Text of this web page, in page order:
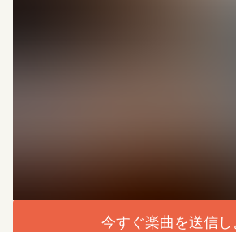
今すぐ楽曲を送信し